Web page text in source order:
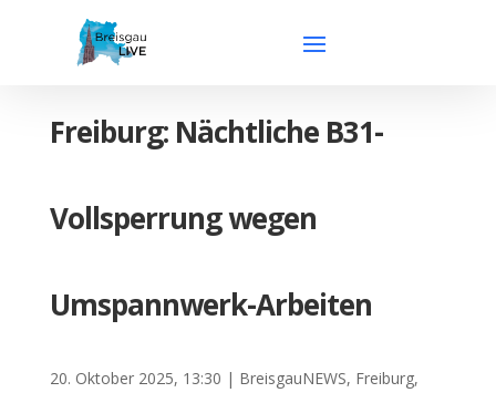
Freiburg: Nächtliche B31-
Vollsperrung wegen
Umspannwerk-Arbeiten
20. Oktober 2025, 13:30 | BreisgauNEWS, Freiburg,